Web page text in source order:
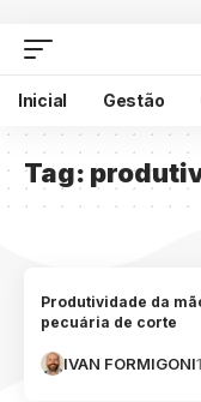
Inicial Gestão
Tag:
Produtividade da
pecuária de corte
IVAN FORMIGONI